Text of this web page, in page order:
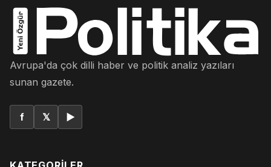
Avrupa'da çok dilli haber ve politik analiz yazıları
sunan gazete.
f 𝕏 ▶